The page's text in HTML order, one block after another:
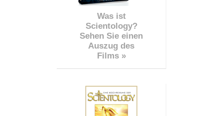
Was ist
Scientology?
Sehen Sie einen
Auszug des
Films »